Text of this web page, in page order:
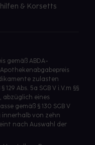
& Korsetts
gemäß ABDA-
zulasten
Abs. 5a SGB V i.V.m §§
abzüglich eines
gemäß § 130 SGB V
innerhalb von zehn
nach Auswahl der